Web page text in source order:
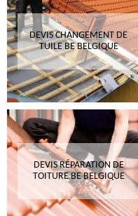
DEVIS CHANGEMENT DE
TUILE BE BELGIQUE
DEVIS RÉPARATION DE
TOITURE BE BELGIQUE